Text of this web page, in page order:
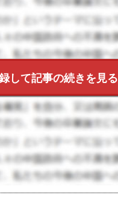
して記事の続きを見る